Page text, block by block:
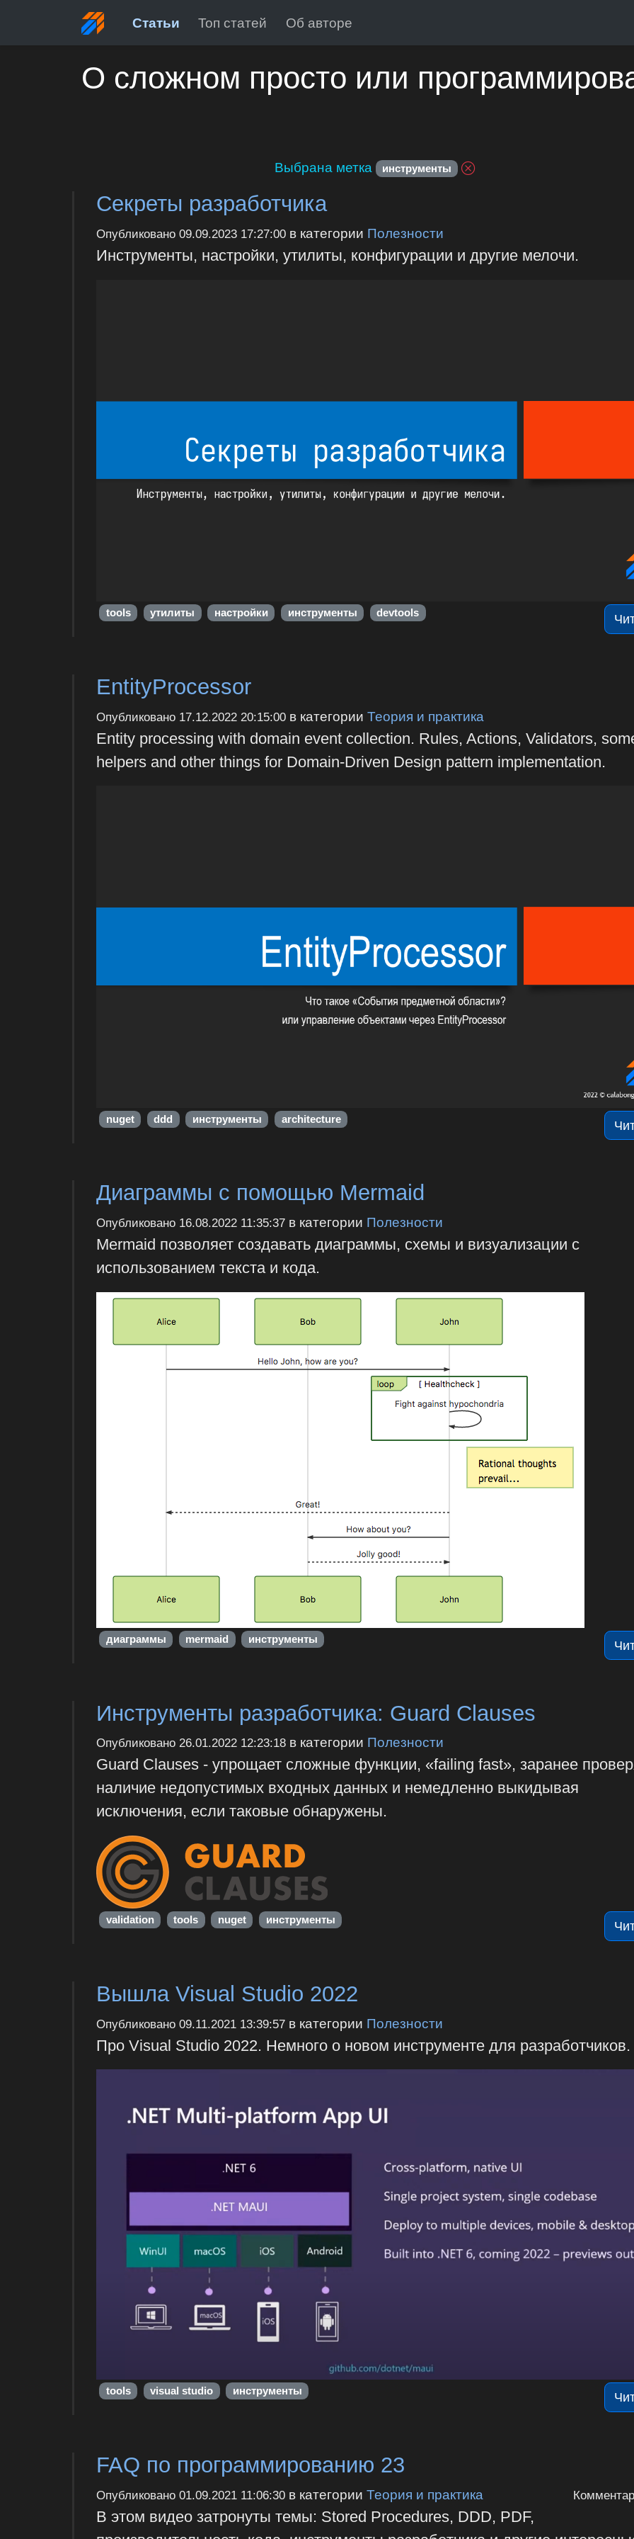
Статьи Топ статей Об авторе
О сложном просто или
Выбрана метка инструменты
Секреты разработчика
Опубликовано 09.09.2023 17:27:00в категории Полезности
Инструменты, настройки, утилиты, конфигурации и другие мелочи.
tools утилиты настройки инструменты devtools
EntityProcessor
Опубликовано 17.12.2022 20:15:00в категории Теория и практика
Entity processing with domain event collection. Rules, Actions, Validators,
helpers and other things for Domain-Driven Design pattern implementation.
nuget ddd инструменты architecture
Диаграммы с помощью Mermaid
Опубликовано 16.08.2022 11:35:37в категории Полезности
‎Mermaid позволяет создавать диаграммы, схемы и визуализации с
использованием текста и кода.‎
диаграммы mermaid инструменты
Инструменты разработчика: Guard Clauses
Опубликовано 26.01.2022 12:23:18в категории Полезности
Guard Clauses - упрощает сложные функции, «failing fast», заранее
наличие недопустимых входных данных и немедленно выкидывая
исключения, если таковые обнаружены.‎
validation tools nuget инструменты
Вышла Visual Studio 2022
Опубликовано 09.11.2021 13:39:57в категории Полезности
Про Visual Studio 2022. Немного о новом инструменте для разработчиков.
tools visual studio инструменты
FAQ по программированию 23
Опубликовано 01.09.2021 11:06:30в категории Теория и практика
В этом видео затронуты темы: Stored Procedures, DDD, PDF,